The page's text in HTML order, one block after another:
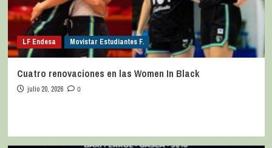
LF Endesa Movistar Estudiantes F.
Cuatro renovaciones en las Women In Black
julio 20, 2026 0